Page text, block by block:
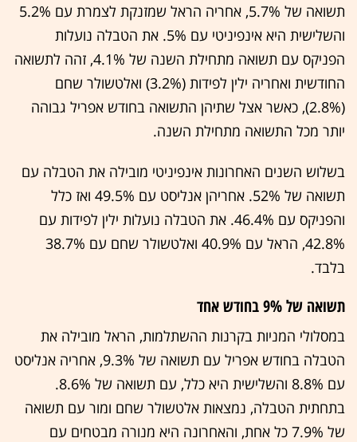
תשואה של 5.7%, אחריה הראל שמזנקת לצמרת עם 5.2%
והשלישית היא אינפיניטי עם 5%. את הטבלה נועלות
הפניקס עם תשואה מתחילת השנה של 4.1%, זהה לתשואה
החודשית ואחריה ילין לפידות (3.2%) ואלטשולר שחם
(2.8%), כאשר אצל שתיהן התשואה בחודש אפריל גבוהה
יותר מכל התשואה מתחילת השנה.
בשלוש השנים האחרונות אינפיניטי מובילה את הטבלה עם
תשואה של 52%. אחריהן אנליסט עם 49.5% ואז כלל
והפניקס עם 46.4%. את הטבלה נועלות ילין לפידות עם
42.8%, הראל עם 40.9% ואלטשולר שחם עם 38.7%
בלבד.
תשואה של 9% בחודש אחד
במסלולי המניות בקרנות ההשתלמות, הראל מובילה את
הטבלה בחודש אפריל עם תשואה של 9.3%, אחריה אנליסט
עם 8.8% והשלישית היא כלל, עם תשואה של 8.6%.
בתחתית הטבלה, נמצאות אלטשולר שחם ומור עם תשואה
של 7.9% כל אחת, והאחרונה היא מנורה מבטחים עם